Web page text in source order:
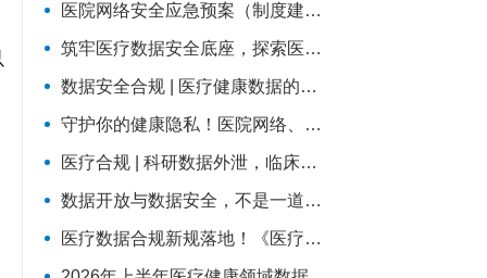
医院网络安全应急预案（制度建设可以直接使用版）
筑牢医疗数据安全底座，探索医院商密轻改造实践路径
数据安全合规 | 医疗健康数据的安全红线：如何平衡业务流转与合规监管？
守护你的健康隐私！医院网络、数据安全科普，请收好这份防护指南
医疗合规 | 科研数据外泄，临床研究场景下的数据安全
数据开放与数据安全，不是一道选择题——两份国家级文件背后的标准化逻辑
医疗数据合规新规落地！《医疗卫生机构数据安全和个人信息保护管理办法（试行）》核心解读与行动指南